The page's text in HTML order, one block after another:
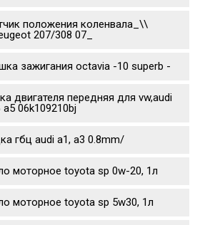
положения коленвала_\\
207/308 07_
зажигания octavia -10 superb -
двигателя передняя для vw,audi
06k109210bj
гбц audi a1, a3 0.8mm/
моторное toyota sp 0w-20, 1л
моторное toyota sp 5w30, 1л